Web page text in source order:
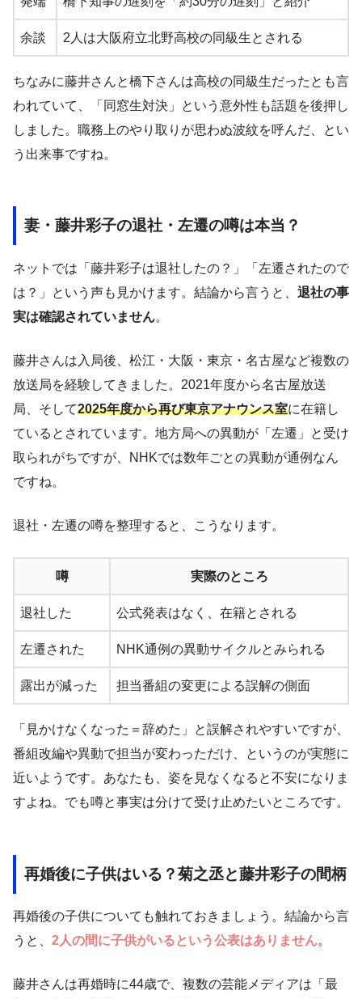
余談 2人は大阪府立北野高校の同級生とされる
ちなみに藤井さんと橋下さんは高校の同級生だったとも言
われていて、「同窓生対決」という意外性も話題を後押し
しました。職務上のやり取りが思わぬ波紋を呼んだ、とい
う出来事ですね。
妻・藤井彩子の退社・左遷の噂は本当？
ネットでは「藤井彩子は退社したの？」「左遷されたので
は？」という声も見かけます。結論から言うと、 退社の事
実は確認されていません。
藤井さんは入局後、松江・大阪・東京・名古屋など複数の
放送局を経験してきました。2021年度から名古屋放送
局、そして2025年度から再び東京アナウンス室に在籍し
ているとされています。地方局への異動が「左遷」と受け
取られがちですが、NHKでは数年ごとの異動が通例なん
ですね。
退社・左遷の噂を整理すると、こうなります。
噂 実際のところ
退社した 公式発表はなく、在籍とされる
左遷された NHK通例の異動サイクルとみられる
露出が減った 担当番組の変更による誤解の側面
「見かけなくなった＝辞めた」と誤解されやすいですが、
番組改編や異動で担当が変わっただけ、というのが実態に
近いようです。あなたも、姿を見なくなると不安になりま
すよね。でも噂と事実は分けて受け止めたいところです。
再婚後に子供はいる？菊之丞と藤井彩子の間柄
再婚後の子供についても触れておきましょう。結論から言
うと、 2人の間に子供がいるという公表はありません。
藤井さんは再婚時に44歳で、複数の芸能メディアは「最